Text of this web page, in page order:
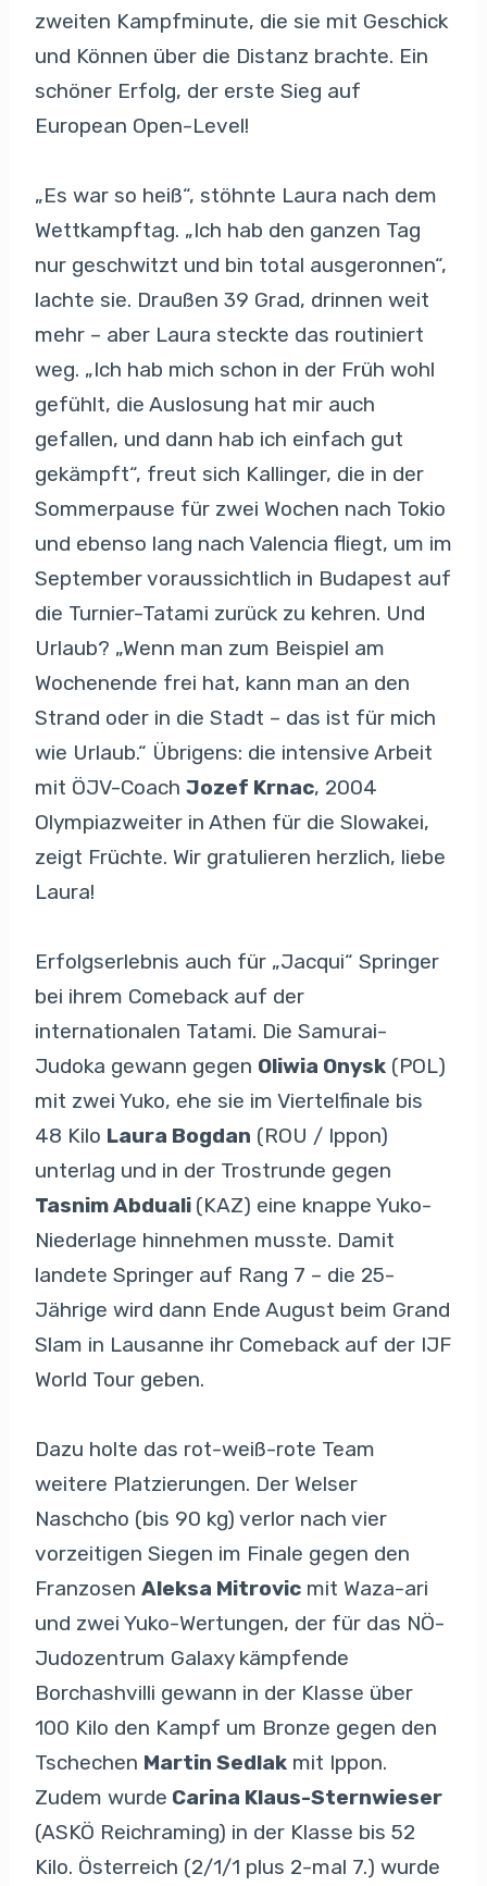
zweiten Kampfminute, die sie mit Geschick
und Können über die Distanz brachte. Ein
schöner Erfolg, der erste Sieg auf
European Open-Level!
„Es war so heiß“, stöhnte Laura nach dem
Wettkampftag. „Ich hab den ganzen Tag
nur geschwitzt und bin total ausgeronnen“,
lachte sie. Draußen 39 Grad, drinnen weit
mehr – aber Laura steckte das routiniert
weg. „Ich hab mich schon in der Früh wohl
gefühlt, die Auslosung hat mir auch
gefallen, und dann hab ich einfach gut
gekämpft“, freut sich Kallinger, die in der
Sommerpause für zwei Wochen nach Tokio
und ebenso lang nach Valencia fliegt, um im
September voraussichtlich in Budapest auf
die Turnier-Tatami zurück zu kehren. Und
Urlaub? „Wenn man zum Beispiel am
Wochenende frei hat, kann man an den
Strand oder in die Stadt – das ist für mich
wie Urlaub.“ Übrigens: die intensive Arbeit
mit ÖJV-Coach Jozef Krnac, 2004
Olympiazweiter in Athen für die Slowakei,
zeigt Früchte. Wir gratulieren herzlich, liebe
Laura!
Erfolgserlebnis auch für „Jacqui“ Springer
bei ihrem Comeback auf der
internationalen Tatami. Die Samurai-
Judoka gewann gegen Oliwia Onysk (POL)
mit zwei Yuko, ehe sie im Viertelfinale bis
48 Kilo Laura Bogdan (ROU / Ippon)
unterlag und in der Trostrunde gegen
Tasnim Abduali (KAZ) eine knappe Yuko-
Niederlage hinnehmen musste. Damit
landete Springer auf Rang 7 – die 25-
Jährige wird dann Ende August beim Grand
Slam in Lausanne ihr Comeback auf der IJF
World Tour geben.
Dazu holte das rot-weiß-rote Team
weitere Platzierungen. Der Welser
Naschcho (bis 90 kg) verlor nach vier
vorzeitigen Siegen im Finale gegen den
Franzosen Aleksa Mitrovic mit Waza-ari
und zwei Yuko-Wertungen, der für das NÖ-
Judozentrum Galaxy kämpfende
Borchashvilli gewann in der Klasse über
100 Kilo den Kampf um Bronze gegen den
Tschechen Martin Sedlak mit Ippon.
Zudem wurde Carina Klaus-Sternwieser
(ASKÖ Reichraming) in der Klasse bis 52
Kilo. Österreich (2/1/1 plus 2-mal 7.) wurde